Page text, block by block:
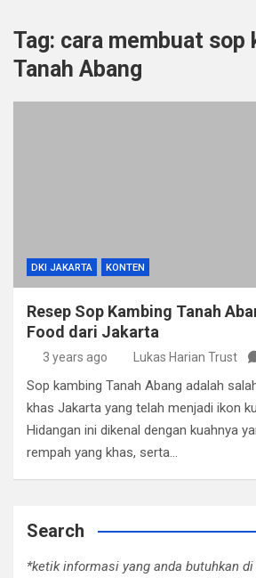
Tag: cara membuat sop
Tanah Abang
DKI JAKARTA KONTEN
Resep Sop Kambing Tanah
Food dari Jakarta
3 years ago Lukas Harian Trust
Sop kambing Tanah Abang adalah
khas Jakarta yang telah menjadi ikon
Hidangan ini dikenal dengan kuahnya
rempah yang khas, serta…
Search
*ketik informasi yang anda butuhkan di